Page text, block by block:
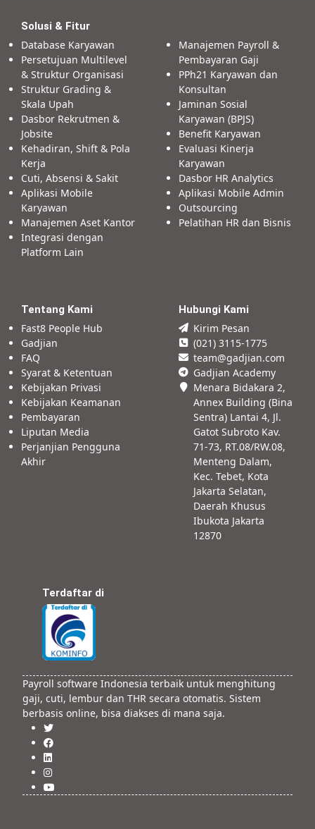
Solusi & Fitur
Database Karyawan
Persetujuan Multilevel
& Struktur Organisasi
Struktur Grading &
Skala Upah
Dasbor Rekrutmen &
Jobsite
Kehadiran, Shift & Pola
Kerja
Cuti, Absensi & Sakit
Aplikasi Mobile
Karyawan
Manajemen Aset Kantor
Integrasi dengan
Platform Lain
Manajemen Payroll &
Pembayaran Gaji
PPh21 Karyawan dan
Konsultan
Jaminan Sosial
Karyawan (BPJS)
Benefit Karyawan
Evaluasi Kinerja
Karyawan
Dasbor HR Analytics
Aplikasi Mobile Admin
Outsourcing
Pelatihan HR dan Bisnis
Tentang Kami
Fast8 People Hub
Gadjian
FAQ
Syarat & Ketentuan
Kebijakan Privasi
Kebijakan Keamanan
Pembayaran
Liputan Media
Perjanjian Pengguna
Akhir
Hubungi Kami
Kirim Pesan
(021) 3115-1775
team@gadjian.com
Gadjian Academy
Menara Bidakara 2,
Annex Building (Bina
Sentra) Lantai 4, Jl.
Gatot Subroto Kav.
71-73, RT.08/RW.08,
Menteng Dalam,
Kec. Tebet, Kota
Jakarta Selatan,
Daerah Khusus
Ibukota Jakarta
12870
Terdaftar di
Payroll software Indonesia terbaik untuk menghitung
gaji, cuti, lembur dan THR secara otomatis. Sistem
berbasis online, bisa diakses di mana saja.